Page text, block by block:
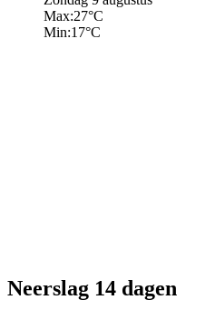
Max:27°C
Min:17°C
Neerslag 14 dagen